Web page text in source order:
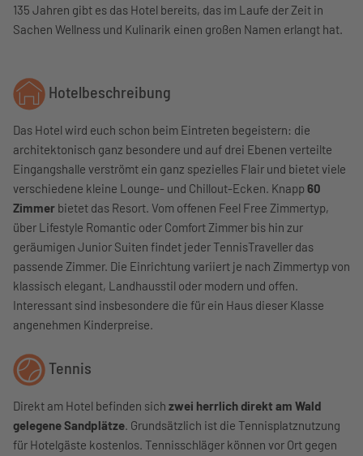
135 Jahren gibt es das Hotel bereits, das im Laufe der Zeit in
Sachen Wellness und Kulinarik einen großen Namen erlangt hat.
Hotelbeschreibung
Das Hotel wird euch schon beim Eintreten begeistern: die
architektonisch ganz besondere und auf drei Ebenen verteilte
Eingangshalle verströmt ein ganz spezielles Flair und bietet viele
verschiedene kleine Lounge- und Chillout-Ecken. Knapp 60
Zimmer bietet das Resort. Vom offenen Feel Free Zimmertyp,
über Lifestyle Romantic oder Comfort Zimmer bis hin zur
geräumigen Junior Suiten findet jeder TennisTraveller das
passende Zimmer. Die Einrichtung variiert je nach Zimmertyp von
klassisch elegant, Landhausstil oder modern und offen.
Interessant sind insbesondere die für ein Haus dieser Klasse
angenehmen Kinderpreise.
Tennis
Direkt am Hotel befinden sich zwei herrlich direkt am Wald
gelegene Sandplätze. Grundsätzlich ist die Tennisplatznutzung
für Hotelgäste kostenlos. Tennisschläger können vor Ort gegen